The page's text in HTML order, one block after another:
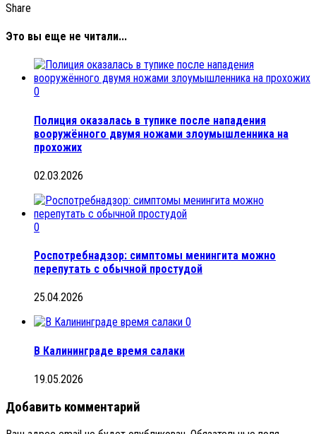
Share
Это вы еще не читали...
0
Полиция оказалась в тупике после нападения
вооружённого двумя ножами злоумышленника на
прохожих
02.03.2026
0
Роспотребнадзор: симптомы менингита можно
перепутать с обычной простудой
25.04.2026
0
В Калининграде время салаки
19.05.2026
Добавить комментарий